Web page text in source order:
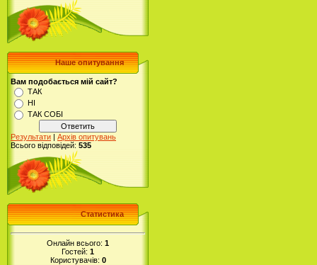
Наше опитування
Вам подобається мій сайт?
ТАК
НІ
ТАК СОБІ
Результати | Архів опитувань
Всього відповідей: 535
Статистика
Онлайн всього: 1
Гостей: 1
Користувачів: 0